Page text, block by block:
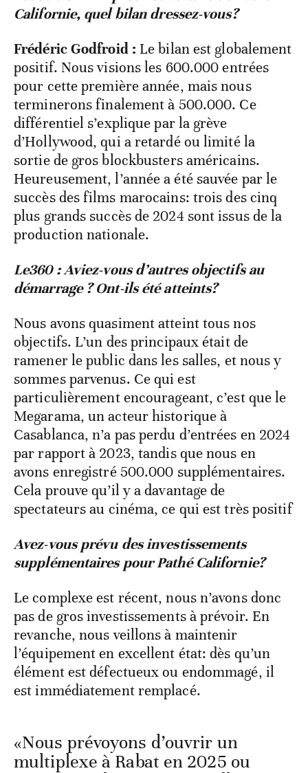
Californie, quel bilan dressez-vous?
Frédéric Godfroid : Le bilan est globalement
positif. Nous visions les 600.000 entrées
pour cette première année, mais nous
terminerons finalement à 500.000. Ce
différentiel s’explique par la grève
d’Hollywood, qui a retardé ou limité la
sortie de gros blockbusters américains.
Heureusement, l’année a été sauvée par le
succès des films marocains: trois des cinq
plus grands succès de 2024 sont issus de la
production nationale.
Le360 : Aviez-vous d’autres objectifs au
démarrage ? Ont-ils été atteints?
Nous avons quasiment atteint tous nos
objectifs. L’un des principaux était de
ramener le public dans les salles, et nous y
sommes parvenus. Ce qui est
particulièrement encourageant, c’est que le
Megarama, un acteur historique à
Casablanca, n’a pas perdu d’entrées en 2024
par rapport à 2023, tandis que nous en
avons enregistré 500.000 supplémentaires.
Cela prouve qu’il y a davantage de
spectateurs au cinéma, ce qui est très positif
Avez-vous prévu des investissements
supplémentaires pour Pathé Californie?
Le complexe est récent, nous n’avons donc
pas de gros investissements à prévoir. En
revanche, nous veillons à maintenir
l’équipement en excellent état: dès qu’un
élément est défectueux ou endommagé, il
est immédiatement remplacé.
«Nous prévoyons d’ouvrir un
multiplexe à Rabat en 2025 ou